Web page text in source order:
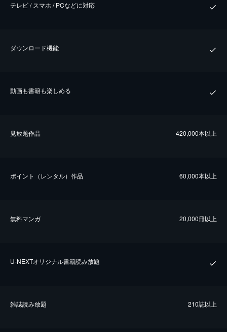
テレビ / スマホ / PCなどに対応
ダウンロード機能
動画も書籍も楽しめる
⾒放題作品 420,000本以上
ポイント（レンタル）作品 60,000本以上
無料マンガ 20,000冊以上
U-NEXTオリジナル書籍読み放題
雑誌読み放題 210誌以上